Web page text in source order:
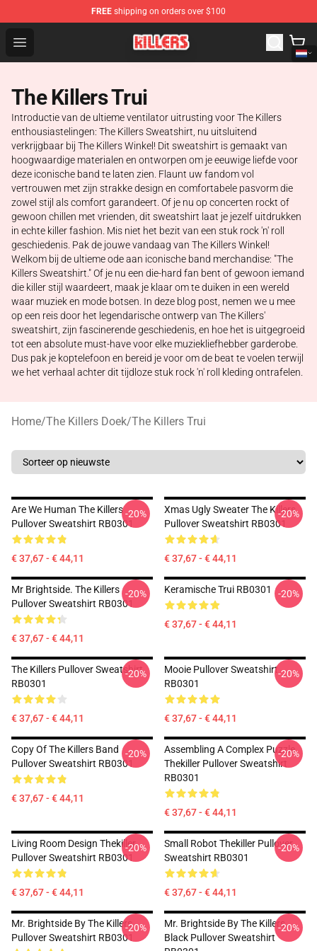
FREE shipping on orders over $100
Open menu
The Killers Shop - Official The Killers Merchandise Store
The Killers Trui
Introductie van de ultieme ventilator uitrusting voor The Killers
enthousiastelingen: The Killers Sweatshirt, nu uitsluitend
verkrijgbaar bij The Killers Winkel! Dit sweatshirt is gemaakt van
hoogwaardige materialen en ontworpen om je eeuwige liefde voor
deze iconische band te laten zien. Flaunt uw fandom vol
vertrouwen met zijn strakke design en comfortabele pasvorm die
zowel stijl als comfort garandeert. Of je nu op concerten rockt of
gewoon chillen met vrienden, dit sweatshirt laat je jezelf uitdrukken
in echte killer fashion. Mis niet het bezit van een stuk rock 'n' roll
geschiedenis. Pak de jouwe vandaag van The Killers Winkel!
Welkom bij de ultieme ode aan iconische band merchandise: "The
Killers Sweatshirt." Of je nu een die-hard fan bent of gewoon iemand
die killer stijl waardeert, maak je klaar om te duiken in een wereld
waar muziek en mode botsen. In deze blog post, nemen we u mee
op een reis door het legendarische ontwerp van The Killers'
sweatshirt, zijn fascinerende geschiedenis, en hoe het is uitgegroeid
tot een absolute must-have voor elke muziekliefhebber garderobe.
Dus pak je koptelefoon en bereid je voor om de beat te voelen terwijl
we het verhaal achter dit tijdloze stuk rock 'n' roll kleding ontrafelen.
Home/The Killers Doek/The Killers Trui
Are We Human The Killers
Pullover Sweatshirt RB0301
€ 37,67 - € 44,11
-20%
Xmas Ugly Sweater The Killers
Pullover Sweatshirt RB0301
€ 37,67 - € 44,11
-20%
Mr Brightside. The Killers
Pullover Sweatshirt RB0301
€ 37,67 - € 44,11
-20% Keramische Trui RB0301
€ 37,67 - € 44,11
-20%
The Killers Pullover Sweatshirt
RB0301
€ 37,67 - € 44,11
-20%
Mooie Pullover Sweatshirt
RB0301
€ 37,67 - € 44,11
-20%
Copy Of The Killers Band
Pullover Sweatshirt RB0301
€ 37,67 - € 44,11
-20%
Assembling A Complex Puzzle
Thekiller Pullover Sweatshirt
RB0301
€ 37,67 - € 44,11
-20%
Living Room Design Thekiller
Pullover Sweatshirt RB0301
€ 37,67 - € 44,11
-20%
Small Robot Thekiller Pullover
Sweatshirt RB0301
€ 37,67 - € 44,11
-20%
Mr. Brightside By The Killers
Pullover Sweatshirt RB0301
-20%
Mr. Brightside By The Killers
Black Pullover Sweatshirt
-20%